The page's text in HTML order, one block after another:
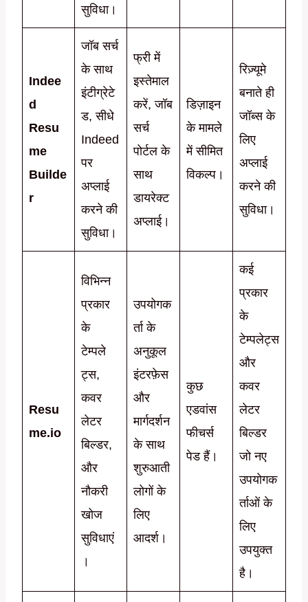
सुविधा।
Indee
d
Resu
me
Builde
r
जॉब सर्च
के साथ
इंटीग्रेटे
ड, सीधे
Indeed
पर
अप्लाई
करने की
सुविधा।
फ्री में
इस्तेमाल
करें, जॉब
सर्च
पोर्टल के
साथ
डायरेक्ट
अप्लाई।
डिज़ाइन
के मामले
में सीमित
विकल्प।
रिज़्यूमे
बनाते ही
जॉब्स के
लिए
अप्लाई
करने की
सुविधा।
Resu
me.io
विभिन्न
प्रकार
के
टेम्पले
ट्स,
कवर
लेटर
बिल्डर,
और
नौकरी
खोज
सुविधाएं
।
उपयोगक
र्ता के
अनुकूल
इंटरफ़ेस
और
मार्गदर्शन
के साथ
शुरुआती
लोगों के
लिए
आदर्श।
कुछ
एडवांस
फीचर्स
पेड हैं।
कई
प्रकार
के
टेम्पलेट्स
और
कवर
लेटर
बिल्डर
जो नए
उपयोगक
र्ताओं के
लिए
उपयुक्त
है।